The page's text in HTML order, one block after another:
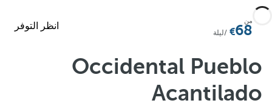
أضف إلى المفضلة
رؤية المزيد من الصور ومقاطع الفيديو
من
68 /ليلة
انظر التوفر
Occidental Pueblo
Acantilado